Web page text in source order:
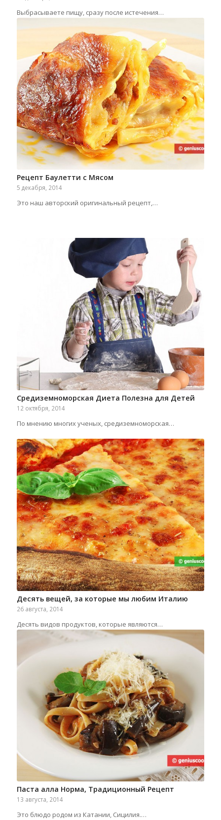
Выбрасываете пищу, сразу после истечения…
Рецепт Баулетти с Мясом
5 декабря, 2014
Это наш авторский оригинальный рецепт,…
Средиземноморская Диета Полезна для Детей
12 октября, 2014
По мнению многих ученых, средиземноморская…
Десять вещей, за которые мы любим Италию
26 августа, 2014
Десять видов продуктов, которые являются…
Паста алла Норма, Традиционный Рецепт
13 августа, 2014
Это блюдо родом из Катании, Сицилия.…